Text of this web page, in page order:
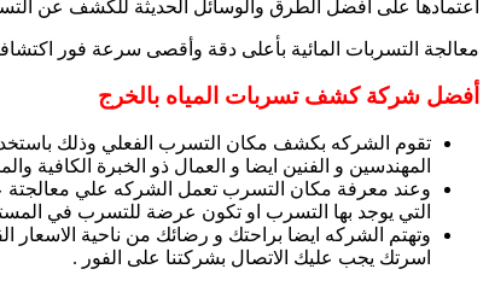
اعتمادها على أفضل الطرق والوسائل الحديثة للكشف عن
معالجة التسربات المائية بأعلى دقة وأقصى سرعة فور
أفضل شركة كشف تسربات المياه بالخرج
تقوم الشركه بكشف مكان التسرب الفعلي وذلك
المهندسين و الفنين ايضا و العمال ذو الخبرة الكافية
وعند معرفة مكان التسرب تعمل الشركه علي معالجتة
التي يوجد بها التسرب او تكون عرضة للتسرب في
وتهتم الشركه ايضا براحتك و رضائك من ناحية الاسعار
اسرتك يجب عليك الاتصال بشركتنا على الفور .